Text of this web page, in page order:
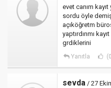
evet canım
sordu öyle
açıköğretm
yaptırdınmı
grdiklerini
Yanıtla
sevda / 27